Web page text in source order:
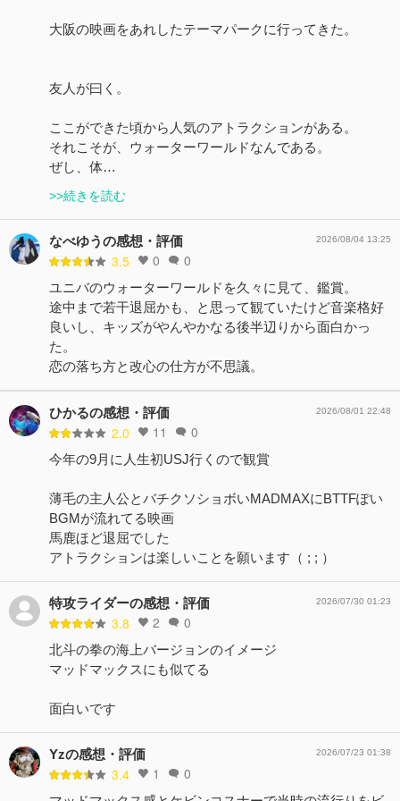
大阪の映画をあれしたテーマパークに行ってきた。
友人が曰く。
ここができた頃から人気のアトラクションがある。
それこそが、ウォーターワールドなんである。
ぜし、体…
>>続きを読む
なべゆうの感想・評価
3.5 0 0
2026/08/04 13:25
ユニバのウォーターワールドを久々に見て、鑑賞。
途中まで若干退屈かも、と思って観ていたけど音楽格好
良いし、キッズがやんやかなる後半辺りから面白かっ
た。
恋の落ち方と改心の仕方が不思議。
ひかるの感想・評価
2.0 11 0
2026/08/01 22:48
今年の9月に人生初USJ行くので観賞
薄毛の主人公とバチクソショボいMADMAXにBTTFぽい
BGMが流れてる映画
馬鹿ほど退屈でした
アトラクションは楽しいことを願います（ ; ; ）
特攻ライダーの感想・評価
3.8 2 0
2026/07/30 01:23
北斗の拳の海上バージョンのイメージ
マッドマックスにも似てる
面白いです
Yzの感想・評価
3.4 1 0
2026/07/23 01:38